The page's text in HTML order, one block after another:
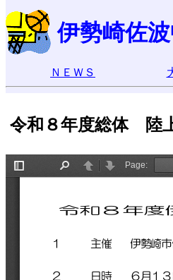
伊勢崎佐
ＮＥＷＳ
令和８年度総体 陸